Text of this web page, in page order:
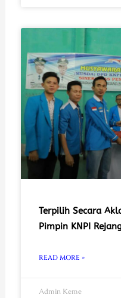
Terpilih Secara
Pimpin KNPI
READ MORE »
Admin Keme